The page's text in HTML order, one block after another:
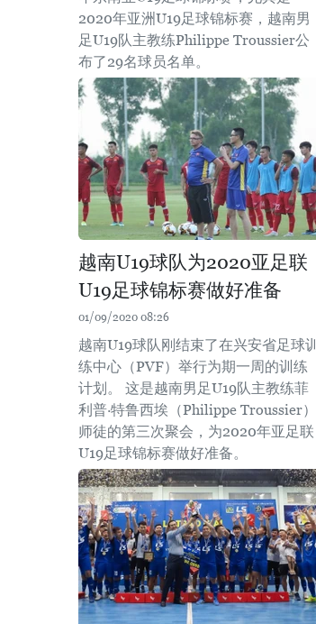
2020年亚洲U19足球锦标赛，越南男
足U19队主教练Philippe Troussier公
布了29名球员名单。
越南U19球队为2020亚足联
U19足球锦标赛做好准备
01/09/2020 08:26
越南U19球队刚结束了在兴安省足球训
练中心（PVF）举行为期一周的训练
计划。 这是越南男足U19队主教练菲
利普·特鲁西埃（Philippe Troussier）
师徒的第三次聚会，为2020年亚足联
U19足球锦标赛做好准备。